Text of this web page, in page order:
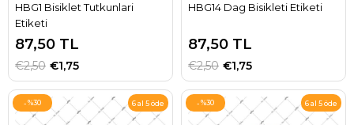
HBG1 Bisiklet Tutkunlari
Etiketi
87,50 TL
€1,75
€2,50
HBG14 Dag Bisikleti Etiketi
87,50 TL
€1,75
€2,50
%30 6 al 5 öde %30 6 al 5 öde